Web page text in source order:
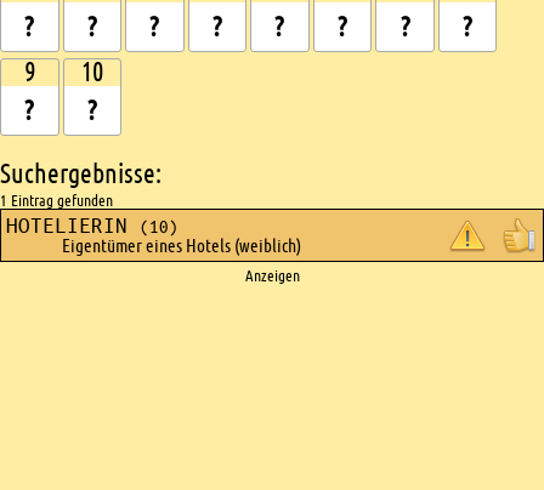
9 10
Suchergebnisse:
1 Eintrag gefunden
HOTELIERIN (10)
Eigentümer eines Hotels (weiblich)
Anzeigen